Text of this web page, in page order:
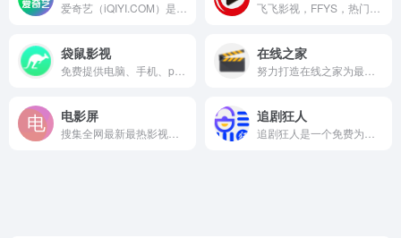
袋鼠影视 在线之家
电影屏 追剧狂人